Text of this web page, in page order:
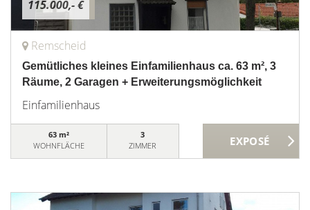
115.000,- €
Remscheid
Gemütliches kleines Einfamilienhaus ca. 63 m², 3
Räume, 2 Garagen + Erweiterungsmöglichkeit
Einfamilienhaus
63 m²
WOHNFLÄCHE
3
ZIMMER